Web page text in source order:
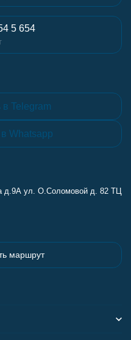
5 654
в Telegram
Whatsapp
д.9А ул. О.Соломовой д. 82 ТЦ
маршрут